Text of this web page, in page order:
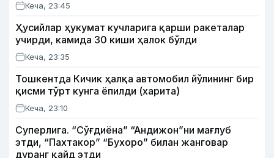
Кеча, 23:45
Ҳусийлар ҳукумат кучларига қарши ракеталар
учирди, камида 30 киши ҳалок бўлди
Кеча, 23:35
Тошкентда Кичик ҳалқа автомобил йўлининг бир
қисми тўрт кунга ёпилди (харита)
Кеча, 23:10
Суперлига. “Сўғдиёна” “Андижон”ни мағлуб
этди, “Пахтакор” “Бухоро” билан жанговар
дуранг қайд этди